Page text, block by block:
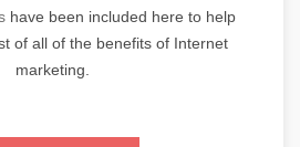
have been included here to help
of all of the benefits of Internet
marketing.